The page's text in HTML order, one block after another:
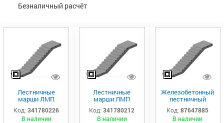
Безналичный расчёт
Лестничные
марши ЛМП
57.11.17-5-1
Код: 341780226
В наличии
Лестничные
марши ЛМП
57.11.17-5-2
Код: 341780212
В наличии
Железобетонный
лестничный
марш Стромат
ЛМП60.11.17-5-3
Код: 87647885
В наличии